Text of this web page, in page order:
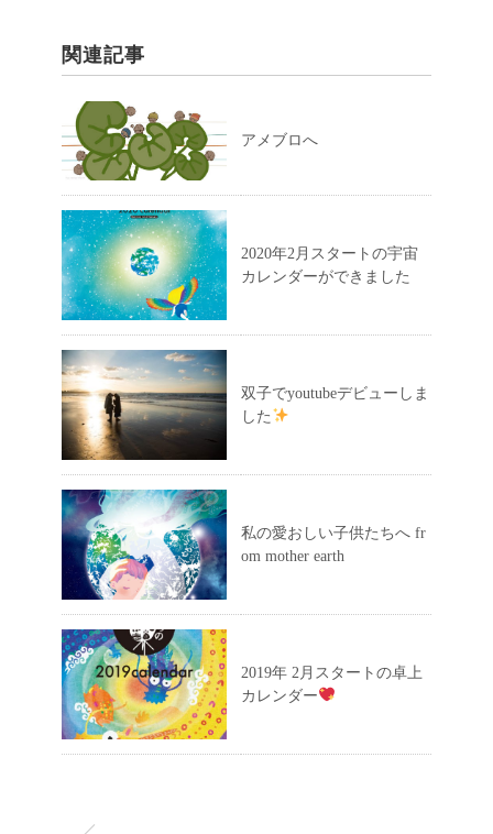
関連記事
アメブロへ
2020年2月スタートの宇宙
カレンダーができました
双子でyoutubeデビューしま
した
私の愛おしい子供たちへ fr
om mother earth
2019年 2月スタートの卓上
カレンダー